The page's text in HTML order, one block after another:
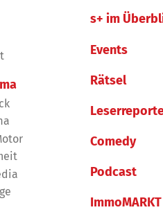
s+ im
Events
Rätsel
Comedy
Podcast
ImmoMARKT